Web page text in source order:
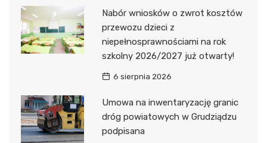
Nabór wniosków o zwrot kosztów
przewozu dzieci z
niepełnosprawnościami na rok
szkolny 2026/2027 już otwarty!
6 sierpnia 2026
Umowa na inwentaryzację granic
dróg powiatowych w Grudziądzu
podpisana